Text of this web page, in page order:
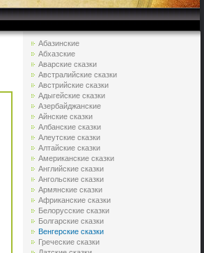
Абазинские
Абхазские
Аварские сказки
Австралийские сказки
Австрийские сказки
Адыгейские сказки
Азербайджанские
Айнские сказки
Албанские сказки
Алеутские сказки
Алтайские сказки
Американские сказки
Английские сказки
Ангольские сказки
Армянские сказки
Африканские сказки
Белорусские сказки
Болгарские сказки
Венгерские сказки
Греческие сказки